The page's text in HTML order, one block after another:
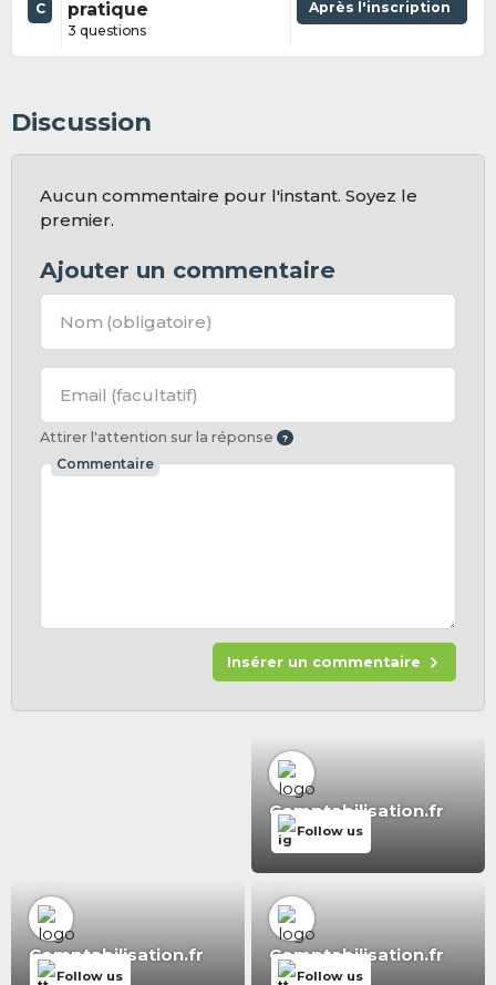
C
pratique
3 questions
Après l'inscription
Discussion
Aucun commentaire pour l'instant. Soyez le
premier.
Ajouter un commentaire
Nom (obligatoire)
Email (facultatif)
Attirer l'attention sur la réponse
Commentaire
Insérer un commentaire
Comptabilisation.fr
Follow us
Comptabilisation.fr
Follow us
Comptabilisation.fr
Follow us